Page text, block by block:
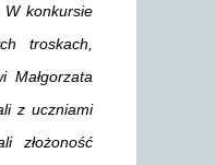
W konkursie
troskach,
z uczniami
złożoność